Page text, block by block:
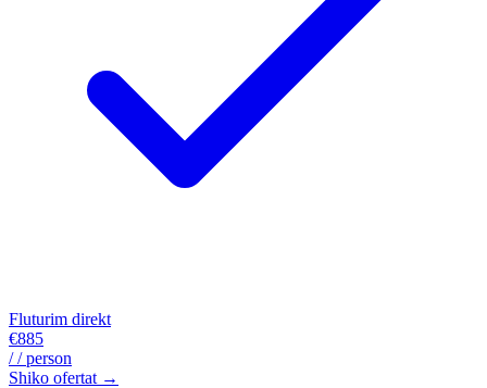
Fluturim direkt
€885
/ / person
Shiko ofertat →